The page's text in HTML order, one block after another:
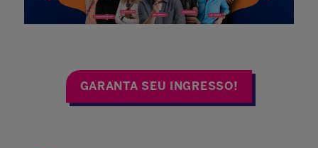
GARANTA SEU INGRESSO!